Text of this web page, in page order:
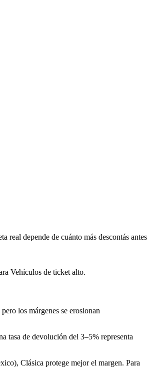
real depende de cuánto más descontás antes
Vehículos de ticket alto.
los márgenes se erosionan
tasa de devolución del 3–5% representa
Clásica protege mejor el margen. Para